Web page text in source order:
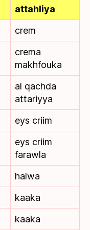
attahliya
crem
crema
makhfouka
al qachda
attariyya
eys criim
eys criim
farawla
halwa
kaaka
kaaka